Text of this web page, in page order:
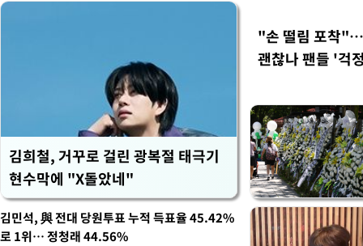
김희철, 거꾸로 걸린 광복절 태극기
현수막에 "X돌았네"
"손 떨림 포착
괜찮나 팬들 '걱
김민석, 與 전대 당원투표 누적 득표율 45.42%
로 1위… 정청래 44.56%